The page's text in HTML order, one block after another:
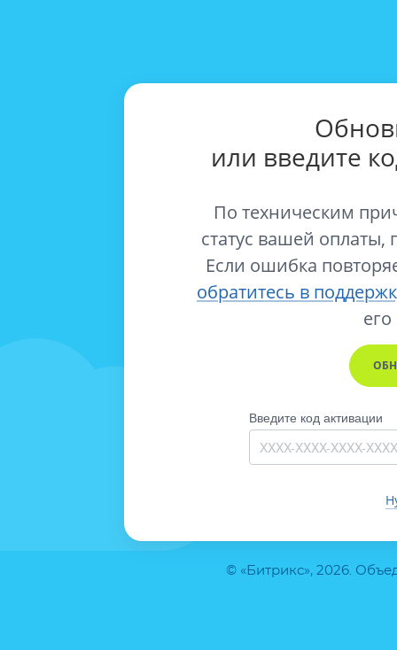
© «Битрикс», 2026.
или введите
По техническим
статус вашей оплаты,
Если ошибка
обратитесь в
его
Введите код активации